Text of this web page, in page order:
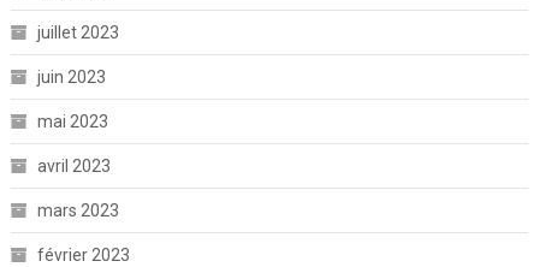
juillet 2023
juin 2023
mai 2023
avril 2023
mars 2023
février 2023